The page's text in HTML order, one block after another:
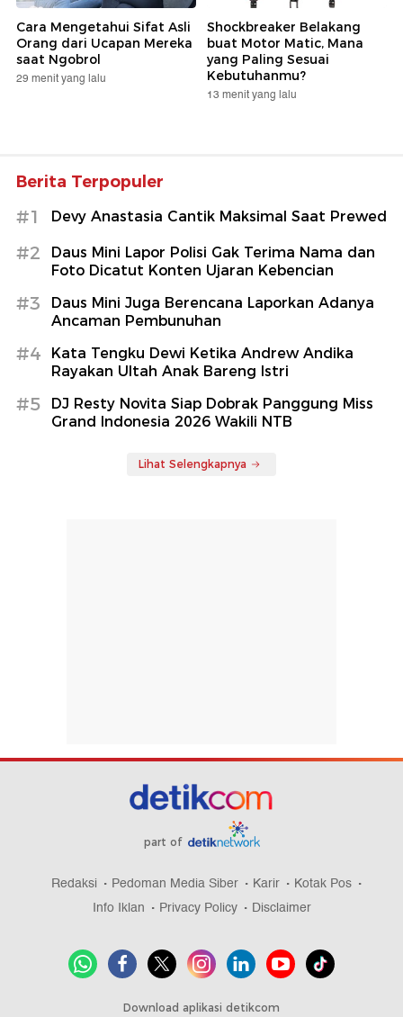
Cara Mengetahui Sifat Asli
Orang dari Ucapan Mereka
saat Ngobrol
29 menit yang lalu
Shockbreaker Belakang
buat Motor Matic, Mana
yang Paling Sesuai
Kebutuhanmu?
13 menit yang lalu
Berita Terpopuler
#1 Devy Anastasia Cantik Maksimal Saat Prewed
#2
Daus Mini Lapor Polisi Gak Terima Nama dan
Foto Dicatut Konten Ujaran Kebencian
#3
Daus Mini Juga Berencana Laporkan Adanya
Ancaman Pembunuhan
#4
Kata Tengku Dewi Ketika Andrew Andika
Rayakan Ultah Anak Bareng Istri
#5
DJ Resty Novita Siap Dobrak Panggung Miss
Grand Indonesia 2026 Wakili NTB
Lihat Selengkapnya
part of
Redaksi Pedoman Media Siber Karir
Kotak Pos
Info Iklan
Privacy Policy Disclaimer
Download aplikasi detikcom